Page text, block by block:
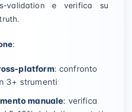
validation e verifica su
:
platform: confronto
3+ strumenti
manuale: verifica